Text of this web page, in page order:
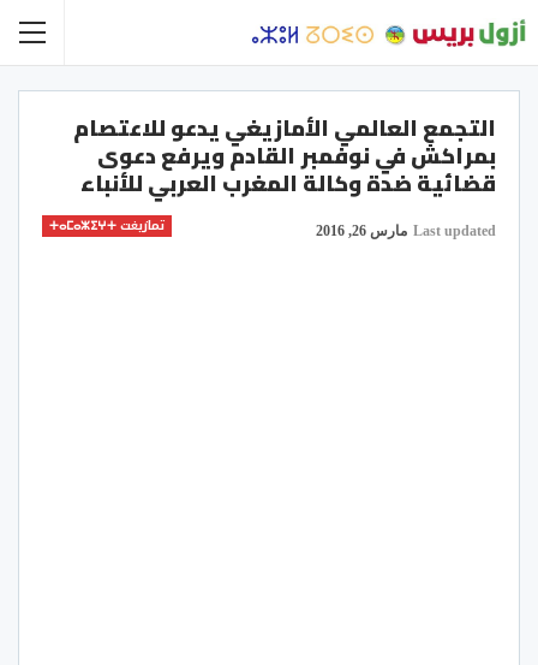
التجمع العالمي الأمازيغي يدعو للاعتصام
بمراكش في نوفمبر القادم ويرفع دعوى
قضائية ضدة وكالة المغرب العربي للأنباء
تمازيغت ⵜⴰⵎⴰⵣⵉⵖⵜ Last updated مارس 26, 2016